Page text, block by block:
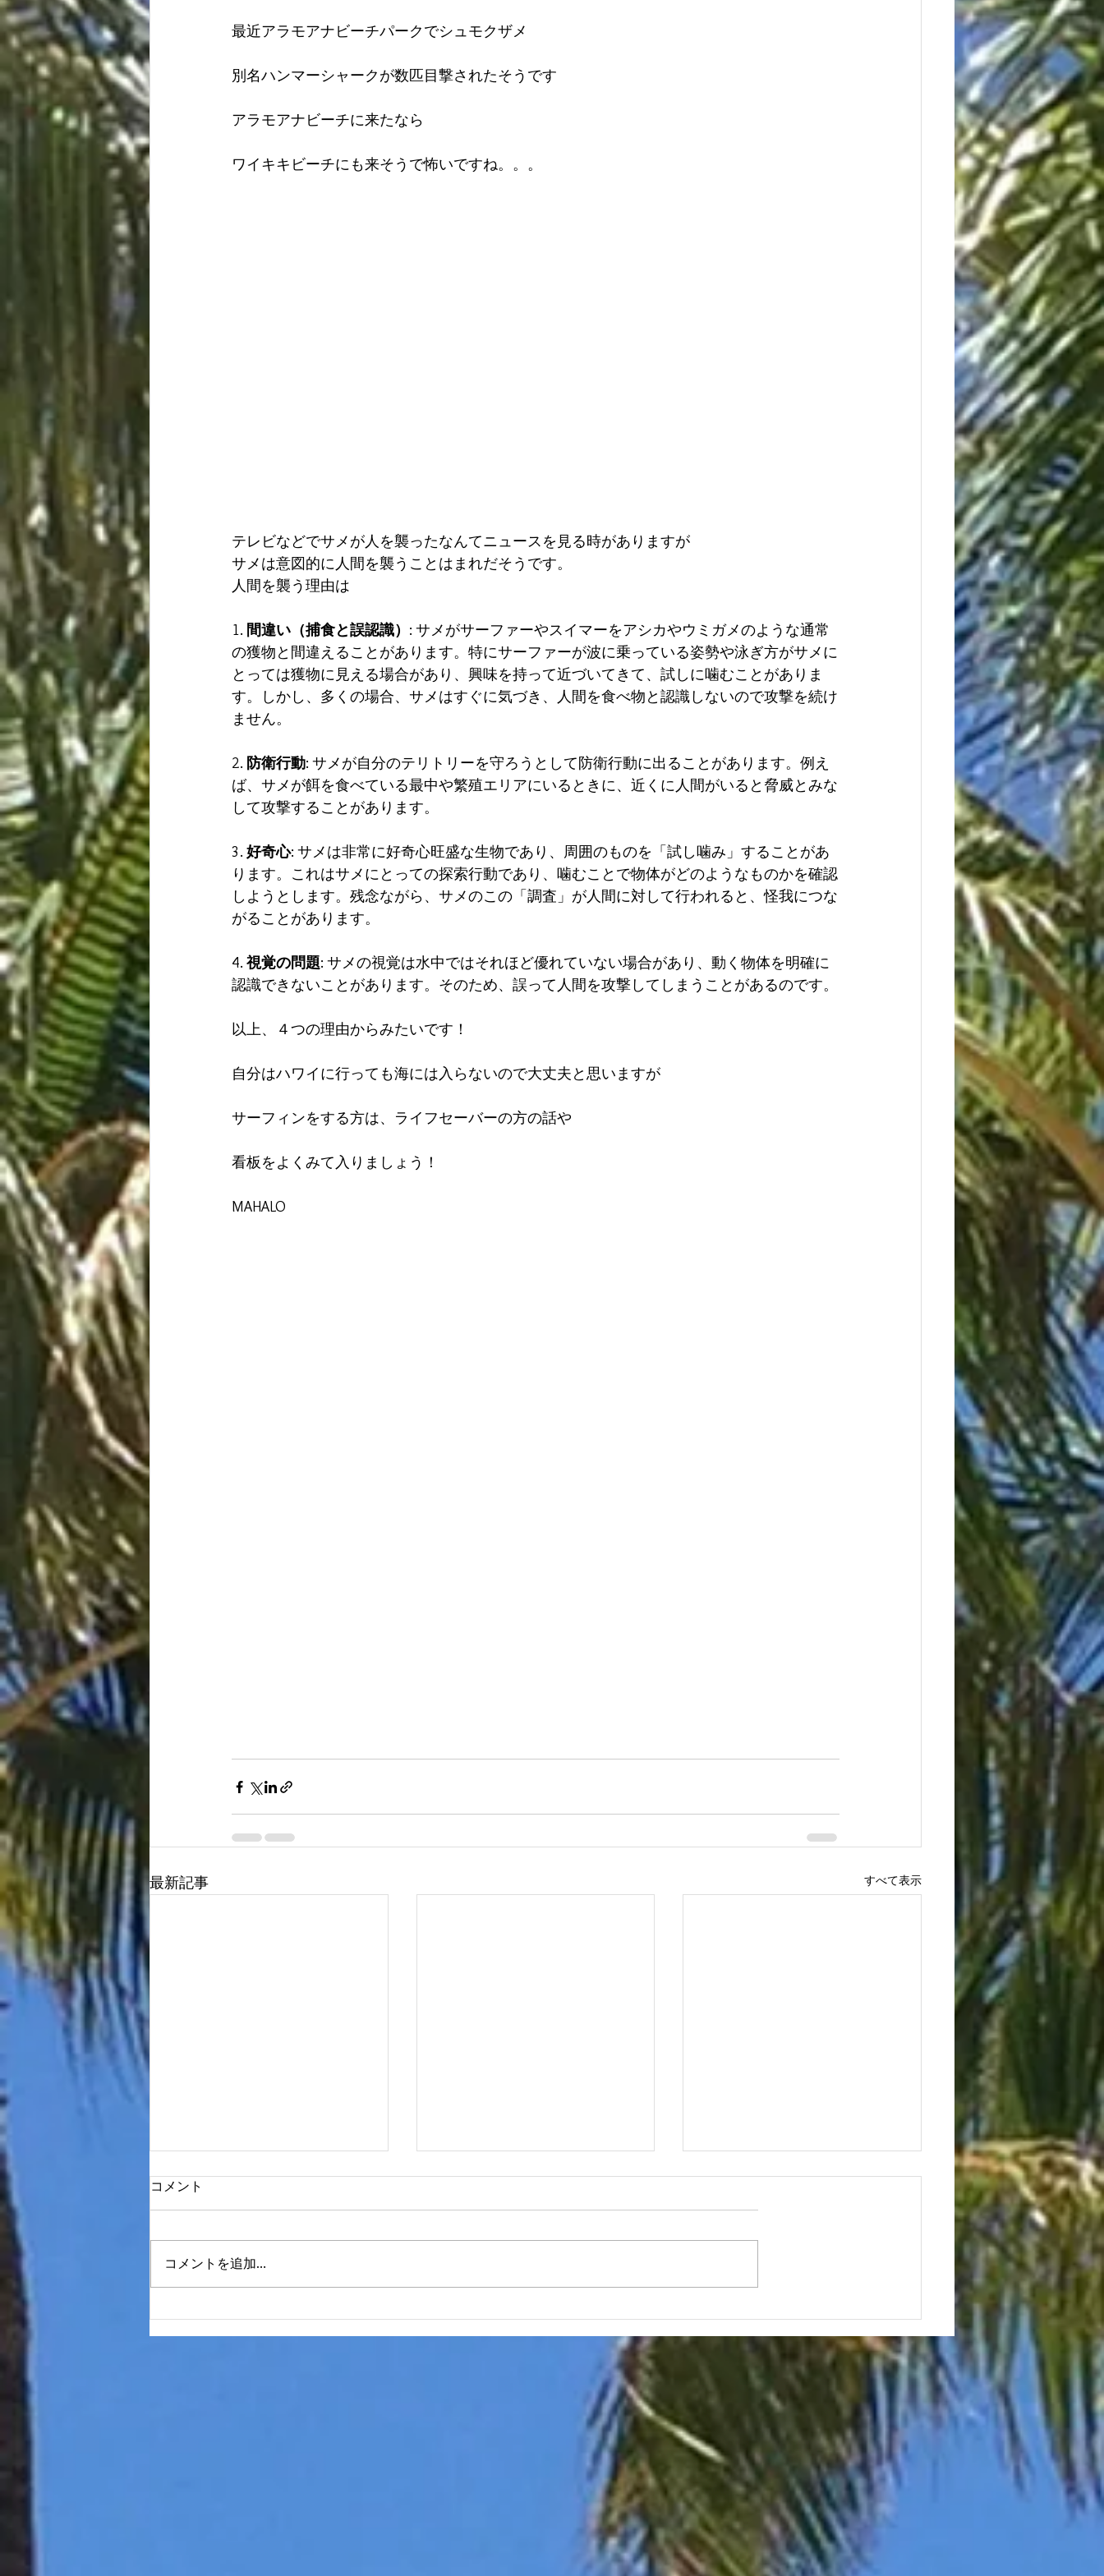
最近アラモアナビーチパークでシュモクザメ
別名ハンマーシャークが数匹目撃されたそうです
アラモアナビーチに来たなら
ワイキキビーチにも来そうで怖いですね。。。
テレビなどでサメが人を襲ったなんてニュースを見る時がありますが
サメは意図的に人間を襲うことはまれだそうです。
人間を襲う理由は
1. 間違い（捕食と誤認識） : サメがサーファーやスイマーをアシカやウミガメのような通常
の獲物と間違えることがあります。特にサーファーが波に乗っている姿勢や泳ぎ方がサメに
とっては獲物に見える場合があり、興味を持って近づいてきて、試しに噛むことがありま
す。しかし、多くの場合、サメはすぐに気づき、人間を食べ物と認識しないので攻撃を続け
ません。
2. 防衛行動: サメが自分のテリトリーを守ろうとして防衛行動に出ることがあります。例え
ば、サメが餌を食べている最中や繁殖エリアにいるときに、近くに人間がいると脅威とみな
して攻撃することがあります。
3. 好奇心: サメは非常に好奇心旺盛な生物であり、周囲のものを「試し噛み」することがあ
ります。これはサメにとっての探索行動であり、噛むことで物体がどのようなものかを確認
しようとします。残念ながら、サメのこの「調査」が人間に対して行われると、怪我につな
がることがあります。
4. 視覚の問題: サメの視覚は水中ではそれほど優れていない場合があり、動く物体を明確に
認識できないことがあります。そのため、誤って人間を攻撃してしまうことがあるのです。
以上、４つの理由からみたいです！
自分はハワイに行っても海には入らないので大丈夫と思いますが
サーフィンをする方は、ライフセーバーの方の話や
看板をよくみて入りましょう！
MAHALO
最新記事 すべて表示
Houoli Makahiki Hou!
ークが！
ワイでは…
コメント
コメントを追加…